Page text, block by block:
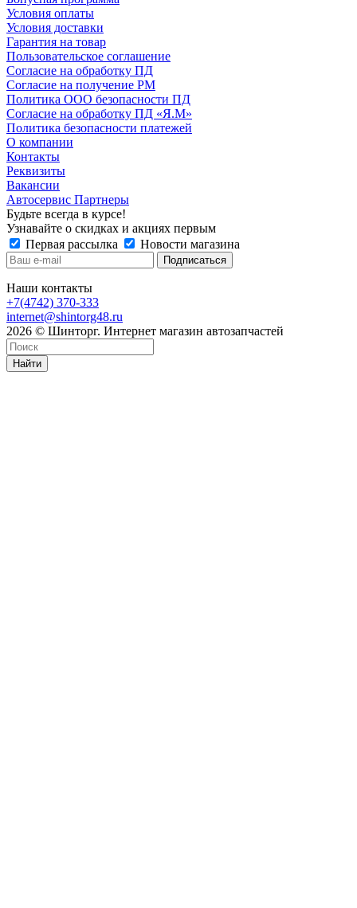
Условия оплаты
Условия доставки
Гарантия на товар
Пользовательское соглашение
Согласие на обработку ПД
Согласие на получение РМ
Политика ООО безопасности ПД
Согласие на обработку ПД «Я.М»
Политика безопасности платежей
О компании
Контакты
Реквизиты
Вакансии
Автосервис Партнеры
Будьте всегда в курсе!
Узнавайте о скидках и акциях первым
Первая рассылка
Новости магазина
Наши контакты
+7(4742) 370-333
internet@shintorg48.ru
2026 © Шинторг. Интернет магазин автозапчастей
Найти